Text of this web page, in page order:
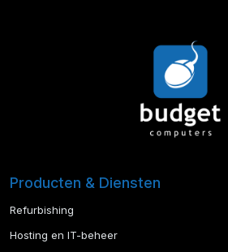
Producten & Diensten
Refurbishing
Hosting en IT-beheer